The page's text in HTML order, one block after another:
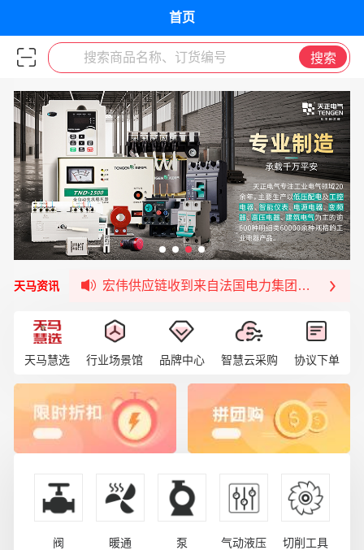
首页
搜索商品名称、订货编号 搜索
天马资讯
宏伟天马与航天电子超市顺利完成对接！
签约喜讯 | 宏伟与中铝集团成功签约！
福清核电—WD-40产品交流会圆满结束
宏伟天马与网易严选达成品牌合作
宏伟供应链与第一师阿拉尔市签署战略框架合
天马慧选 行业场景馆 品牌中心 智慧云采购 协议下单
阀 暖通 泵 气动液压 切削工具